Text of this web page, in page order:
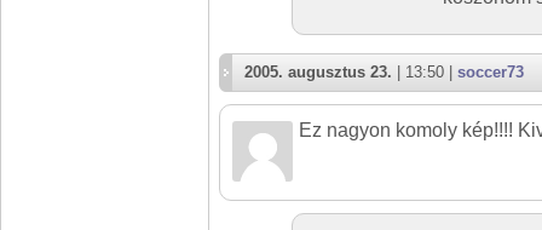
2005. augusztus 23. | 13:50 | soccer73
Ez nagyon komoly kép!!!!